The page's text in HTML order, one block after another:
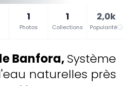
1
Photos
1
Collections
2,0k
Popularité
Banfora, Système
naturelles près